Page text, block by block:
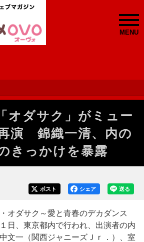
MENU
オダサク」がミュー
演 錦織一清、内の
きっかけを暴露
送る
シェア
ポスト
オダサク～愛と青春のデカダンス
日、東京都内で行われ、出演者の内
文一（関西ジャニーズＪｒ．）、室